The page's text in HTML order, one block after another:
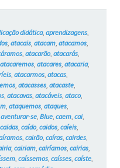
didática, aprendizagens,
, atacais, atacam, atacamos,
, atacarão, atacarás,
atacaremos, atacares, atacaria,
, atacarmos, atacas,
, atacasses, atacaste,
, atacavas, atacáveis, ataco,
, ataquemos, ataques,
aventurar-se, Blue, caem, cai,
caidas, caído, caidos, caíeis,
, cairão, caíras, cairdes,
, cairiam, cairíamos, cairias,
, caíssemos, caísses, caíste,